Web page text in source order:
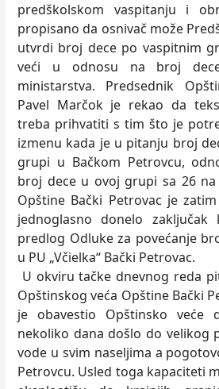
predškolskom vaspitanju i
propisano da osnivač može
utvrdi broj dece po vaspitnim
veći u odnosu na broj
ministarstva. Predsednik
Pavel Marčok je rekao da
treba prihvatiti s tim što je
izmenu kada je u pitanju broj
grupi u Bačkom Petrovcu,
broj dece u ovoj grupi sa 26 na
Opštine Bački Petrovac je
jednoglasno donelo
predlog Odluke za povećanje
u PU „Včielka“ Bački Petrovac.
U okviru tačke dnevnog reda
Opštinskog veća Opštine Bački
je obavestio Opštinsko veće
nekoliko dana došlo do velikog
vode u svim naseljima a
Petrovcu. Usled toga kapaciteti